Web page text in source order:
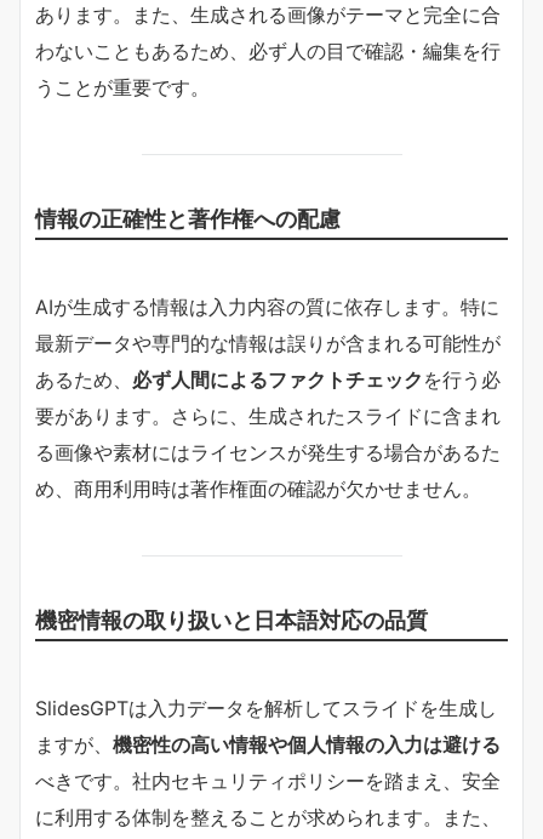
あります。また、生成される画像がテーマと完全に合
わないこともあるため、必ず人の目で確認・編集を行
うことが重要です。
情報の正確性と著作権への配慮
AIが生成する情報は入力内容の質に依存します。特に
最新データや専門的な情報は誤りが含まれる可能性が
あるため、 必ず人間によるファクトチェック を行う必
要があります。さらに、生成されたスライドに含まれ
る画像や素材にはライセンスが発生する場合があるた
め、商用利用時は著作権面の確認が欠かせません。
機密情報の取り扱いと日本語対応の品質
SlidesGPTは入力データを解析してスライドを生成し
ますが、 機密性の高い情報や個人情報の入力は避ける
べきです。社内セキュリティポリシーを踏まえ、安全
に利用する体制を整えることが求められます。また、